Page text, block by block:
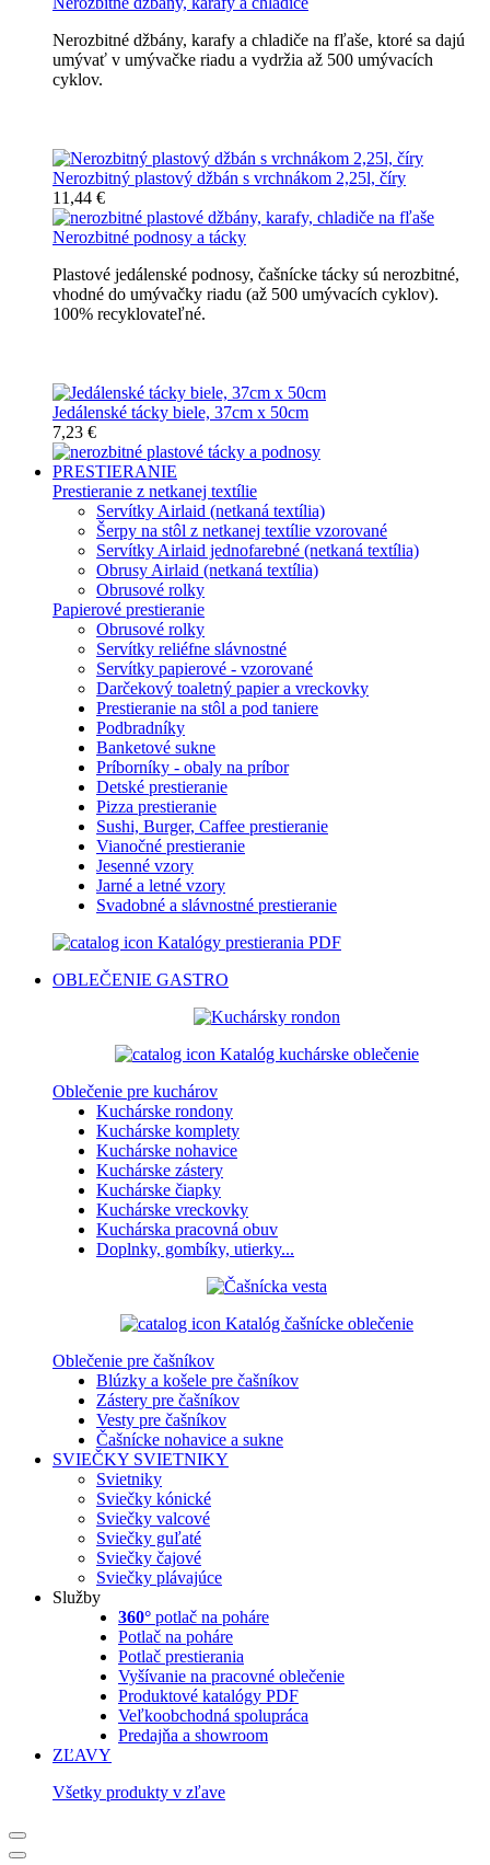
Nerozbitné džbány, karafy a chladiče na fľaše, ktoré sa dajú
umývať v umývačke riadu a vydržia až 500 umývacích
cyklov.
Nerozbitný plastový džbán s vrchnákom 2,25l, číry
11,44 €
Nerozbitné podnosy a tácky
Plastové jedálenské podnosy, čašnícke tácky sú nerozbitné,
vhodné do umývačky riadu (až 500 umývacích cyklov).
100% recyklovateľné.
Jedálenské tácky biele, 37cm x 50cm
7,23 €
PRESTIERANIE
Prestieranie z netkanej textílie
Servítky Airlaid (netkaná textília)
Šerpy na stôl z netkanej textílie vzorované
Servítky Airlaid jednofarebné (netkaná textília)
Obrusy Airlaid (netkaná textília)
Obrusové rolky
Papierové prestieranie
Obrusové rolky
Servítky reliéfne slávnostné
Servítky papierové - vzorované
Darčekový toaletný papier a vreckovky
Prestieranie na stôl a pod taniere
Podbradníky
Banketové sukne
Príborníky - obaly na príbor
Detské prestieranie
Pizza prestieranie
Sushi, Burger, Caffee prestieranie
Vianočné prestieranie
Jesenné vzory
Jarné a letné vzory
Svadobné a slávnostné prestieranie
Katalógy prestierania PDF
OBLEČENIE GASTRO
Katalóg kuchárske oblečenie
Oblečenie pre kuchárov
Kuchárske rondony
Kuchárske komplety
Kuchárske nohavice
Kuchárske zástery
Kuchárske čiapky
Kuchárske vreckovky
Kuchárska pracovná obuv
Doplnky, gombíky, utierky...
Katalóg čašnícke oblečenie
Oblečenie pre čašníkov
Blúzky a košele pre čašníkov
Zástery pre čašníkov
Vesty pre čašníkov
Čašnícke nohavice a sukne
SVIEČKY SVIETNIKY
Svietniky
Sviečky kónické
Sviečky valcové
Sviečky guľaté
Sviečky čajové
Sviečky plávajúce
Služby
360° potlač na poháre
Potlač na poháre
Potlač prestierania
Vyšívanie na pracovné oblečenie
Produktové katalógy PDF
Veľkoobchodná spolupráca
Predajňa a showroom
ZĽAVY
Všetky produkty v zľave